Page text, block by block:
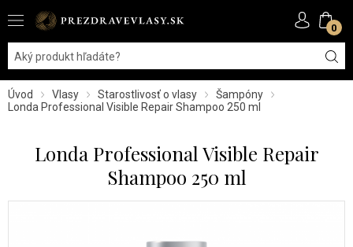
0
Úvod Vlasy Starostlivosť o vlasy
Šampóny
Londa Professional Visible Repair Shampoo 250 ml
Londa Professional Visible Repair
Shampoo 250 ml